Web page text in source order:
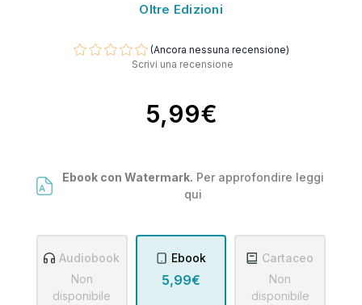
Oltre Edizioni
(Ancora nessuna recensione)
Scrivi una recensione
5,99€
Ebook con Watermark. Per approfondire leggi
qui
Audiobook
Non
disponibile
Ebook
5,99€
Cartaceo
Non
disponibile